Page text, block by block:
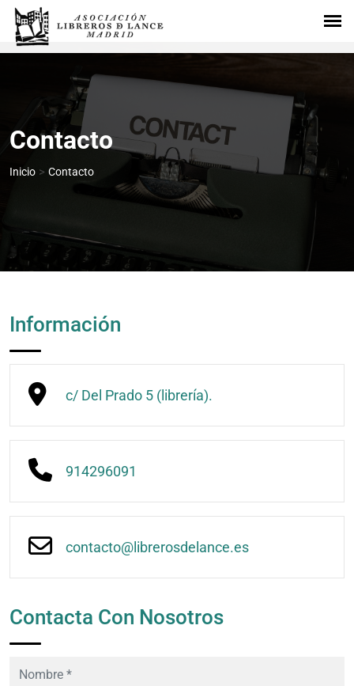
Contacto
Inicio > Contacto
Información
c/ Del Prado 5 (librería).
914296091
contacto@librerosdelance.es
Contacta Con Nosotros